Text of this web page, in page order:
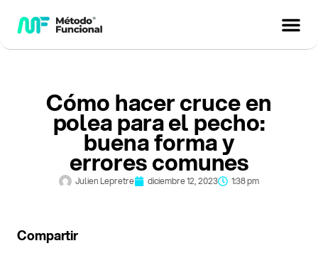
Cómo hacer cruce en
polea para el pecho:
buena forma y
errores comunes
Julien Lepretre diciembre 12, 2023 1:38 pm
Compartir